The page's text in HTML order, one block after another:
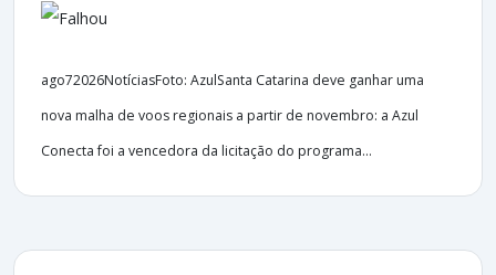
ago72026NotíciasFoto: AzulSanta Catarina deve ganhar uma
nova malha de voos regionais a partir de novembro: a Azul
Conecta foi a vencedora da licitação do programa...